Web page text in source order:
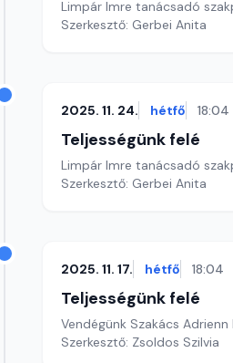
Limpár Imre tanácsadó
Szerkesztő: Gerbei Anita
2025. 11. 24. hétfő 18:04
Teljességünk felé
Limpár Imre tanácsadó
Szerkesztő: Gerbei Anita
2025. 11. 17. hétfő 18:04
Teljességünk felé
Vendégünk Szakács
Szerkesztő: Zsoldos Szilvia